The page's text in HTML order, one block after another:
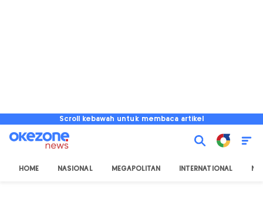
Scroll kebawah untuk membaca artikel
HOME NASIONAL MEGAPOLITAN INTERNATIONAL